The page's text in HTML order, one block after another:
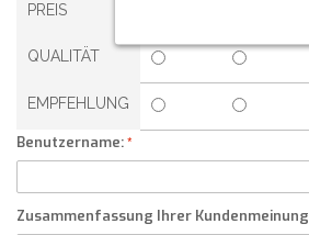
PREIS
QUALITÄT
EMPFEHLUNG
Benutzername:
Zusammenfassung Ihrer Kundenmeinung